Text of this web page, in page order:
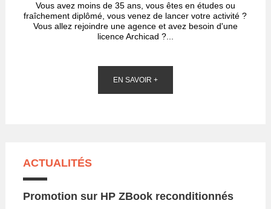
Vous avez moins de 35 ans, vous êtes en études ou
fraîchement diplômé, vous venez de lancer votre activité ?
Vous allez rejoindre une agence et avez besoin d'une
licence Archicad ?...
EN SAVOIR +
ACTUALITÉS
Promotion sur HP ZBook reconditionnés